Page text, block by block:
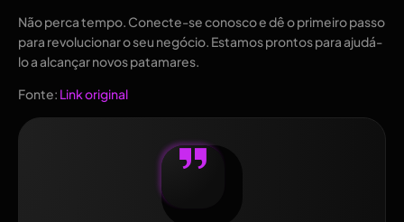
Não perca tempo. Conecte-se conosco e dê o primeiro passo
para revolucionar o seu negócio. Estamos prontos para ajudá-
lo a alcançar novos patamares.
Fonte: Link original